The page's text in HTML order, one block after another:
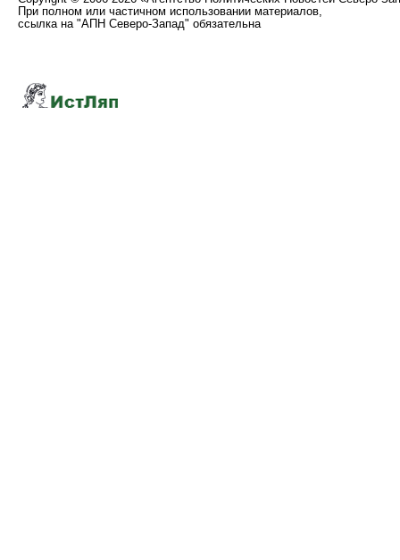
При полном или частичном использовании материалов,
ссылка на "АПН Северо-Запад" обязательна